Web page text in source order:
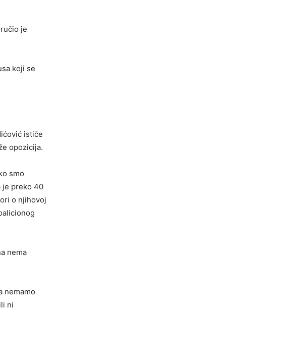
je
koji se
ističe
opozicija.
smo
je preko 40
o njihovoj
nema
nemamo
ni